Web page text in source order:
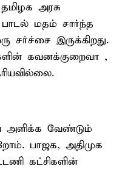
அரசு
மதம் சார்ந்த
சர்ச்சை இருக்கிறது.
கவனக்குறைவா ,
அளிக்க வேண்டும்
பாஜக, அதிமுக
கட்சிகளின்